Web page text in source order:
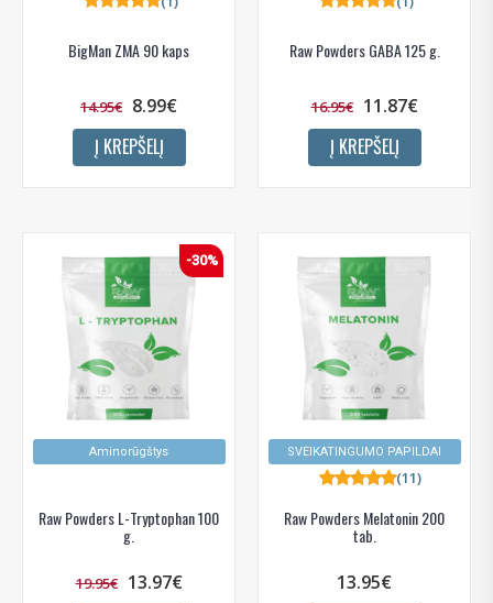
BigMan ZMA 90 kaps
14.95€ 8.99€
Į KREPŠELĮ
Raw Powders GABA 125 g.
16.95€ 11.87€
Į KREPŠELĮ
Aminorūgštys
-30%
Raw Powders L-Tryptophan 100
g.
19.95€ 13.97€
SVEIKATINGUMO PAPILDAI
Raw Powders Melatonin 200
tab.
(11)
13.95€